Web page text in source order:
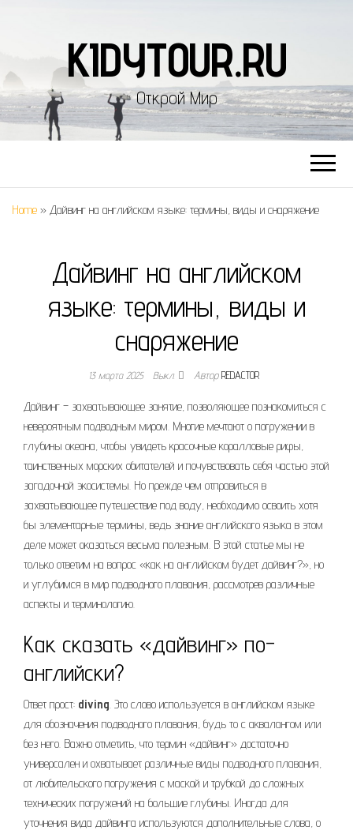
KIDYTOUR.RU
Открой Мир
Home » Дайвинг на английском языке: термины, виды и снаряжение
Дайвинг на английском
языке: термины, виды и
снаряжение
13 марта 2025 Выкл. АвторREDACTOR
Дайвинг – захватывающее занятие, позволяющее познакомиться с
невероятным подводным миром. Многие мечтают о погружении в
глубины океана, чтобы увидеть красочные коралловые рифы,
таинственных морских обитателей и почувствовать себя частью этой
загадочной экосистемы. Но прежде чем отправиться в
захватывающее путешествие под воду, необходимо освоить хотя
бы элементарные термины, ведь знание английского языка в этом
деле может оказаться весьма полезным. В этой статье мы не
только ответим на вопрос «как на английском будет дайвинг?», но
и углубимся в мир подводного плавания, рассмотрев различные
аспекты и терминологию.
Как сказать «дайвинг» по-
английски?
Ответ прост: diving. Это слово используется в английском языке
для обозначения подводного плавания, будь то с аквалангом или
без него. Важно отметить, что термин «дайвинг» достаточно
универсален и охватывает различные виды подводного плавания,
от любительского погружения с маской и трубкой до сложных
технических погружений на большие глубины. Иногда для
уточнения вида дайвинга используются дополнительные слова, о